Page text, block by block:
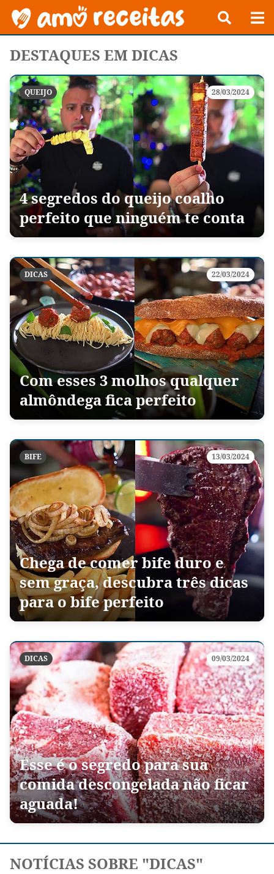
DESTAQUES EM DICAS
QUEIJO 28/03/2024
4 segredos do queijo coalho
perfeito que ninguém te conta
DICAS 22/03/2024
Com esses 3 molhos qualquer
almôndega fica perfeito
BIFE 13/03/2024
Chega de comer bife duro e
sem graça, descubra três dicas
para o bife perfeito
DICAS 09/03/2024
Esse é o segredo para sua
comida descongelada não ficar
aguada!
NOTÍCIAS SOBRE "DICAS"